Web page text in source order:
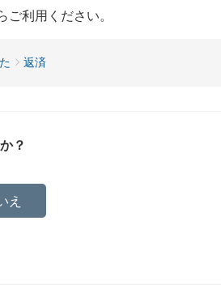
利用ください。
返済
？
え